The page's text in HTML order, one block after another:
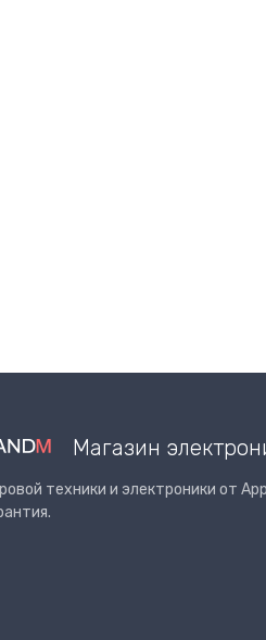
Магазин
техники и электроники от